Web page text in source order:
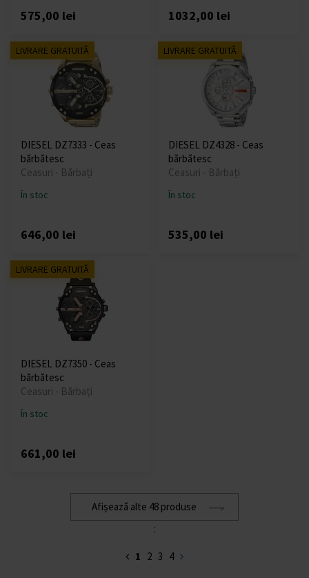
575,00 lei 1032,00 lei
LIVRARE GRATUITĂ
DIESEL DZ7333 - Ceas
bărbătesc
Ceasuri - Bărbați
În stoc
646,00 lei
LIVRARE GRATUITĂ
DIESEL DZ4328 - Ceas
bărbătesc
Ceasuri - Bărbați
În stoc
535,00 lei
LIVRARE GRATUITĂ
DIESEL DZ7350 - Ceas
bărbătesc
Ceasuri - Bărbați
În stoc
661,00 lei
Afișează alte 48 produse
:
1 2 3 4